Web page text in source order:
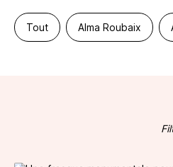
Tout Alma Roubaix